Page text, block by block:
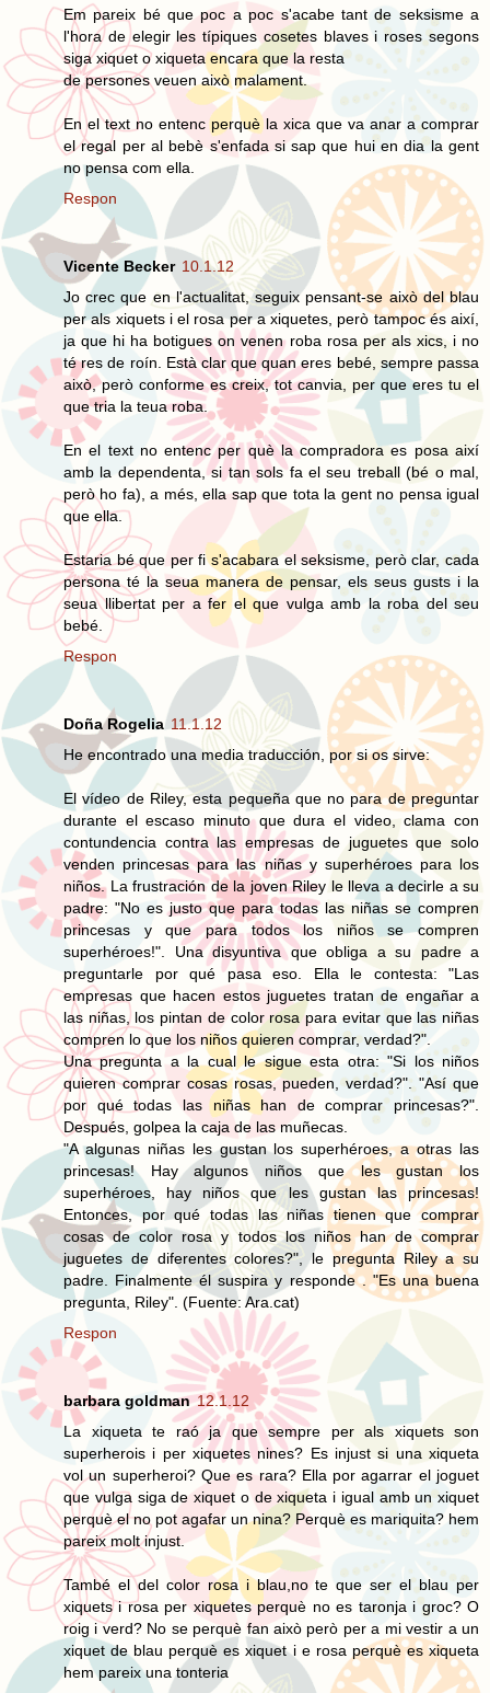
Em pareix bé que poc a poc s'acabe tant de seksisme a
l'hora de elegir les típiques cosetes blaves i roses segons
siga xiquet o xiqueta encara que la resta
de persones veuen això malament.
En el text no entenc perquè la xica que va anar a comprar
el regal per al bebè s'enfada si sap que hui en dia la gent
no pensa com ella.
Respon
Vicente Becker 10.1.12
Jo crec que en l'actualitat, seguix pensant-se això del blau
per als xiquets i el rosa per a xiquetes, però tampoc és així,
ja que hi ha botigues on venen roba rosa per als xics, i no
té res de roín. Està clar que quan eres bebé, sempre passa
això, però conforme es creix, tot canvia, per que eres tu el
que tria la teua roba.
En el text no entenc per què la compradora es posa així
amb la dependenta, si tan sols fa el seu treball (bé o mal,
però ho fa), a més, ella sap que tota la gent no pensa igual
que ella.
Estaria bé que per fi s'acabara el seksisme, però clar, cada
persona té la seua manera de pensar, els seus gusts i la
seua llibertat per a fer el que vulga amb la roba del seu
bebé.
Respon
Doña Rogelia 11.1.12
He encontrado una media traducción, por si os sirve:
El vídeo de Riley, esta pequeña que no para de preguntar
durante el escaso minuto que dura el video, clama con
contundencia contra las empresas de juguetes que solo
venden princesas para las niñas y superhéroes para los
niños. La frustración de la joven Riley le lleva a decirle a su
padre: "No es justo que para todas las niñas se compren
princesas y que para todos los niños se compren
superhéroes!". Una disyuntiva que obliga a su padre a
preguntarle por qué pasa eso. Ella le contesta: "Las
empresas que hacen estos juguetes tratan de engañar a
las niñas, los pintan de color rosa para evitar que las niñas
compren lo que los niños quieren comprar, verdad?".
Una pregunta a la cual le sigue esta otra: "Si los niños
quieren comprar cosas rosas, pueden, verdad?". "Así que
por qué todas las niñas han de comprar princesas?".
Después, golpea la caja de las muñecas.
"A algunas niñas les gustan los superhéroes, a otras las
princesas! Hay algunos niños que les gustan los
superhéroes, hay niños que les gustan las princesas!
Entonces, por qué todas las niñas tienen que comprar
cosas de color rosa y todos los niños han de comprar
juguetes de diferentes colores?", le pregunta Riley a su
padre. Finalmente él suspira y responde . "Es una buena
pregunta, Riley". (Fuente: Ara.cat)
Respon
barbara goldman 12.1.12
La xiqueta te raó ja que sempre per als xiquets son
superherois i per xiquetes nines? Es injust si una xiqueta
vol un superheroi? Que es rara? Ella por agarrar el joguet
que vulga siga de xiquet o de xiqueta i igual amb un xiquet
perquè el no pot agafar un nina? Perquè es mariquita? hem
pareix molt injust.
També el del color rosa i blau,no te que ser el blau per
xiquets i rosa per xiquetes perquè no es taronja i groc? O
roig i verd? No se perquè fan això però per a mi vestir a un
xiquet de blau perquè es xiquet i e rosa perquè es xiqueta
hem pareix una tonteria